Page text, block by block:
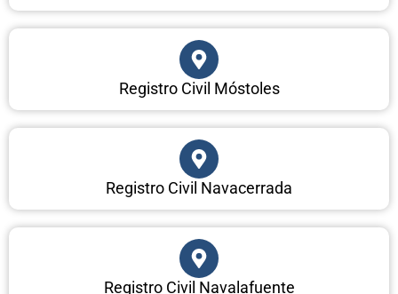
Registro Civil Móstoles
Registro Civil Navacerrada
Registro Civil Navalafuente